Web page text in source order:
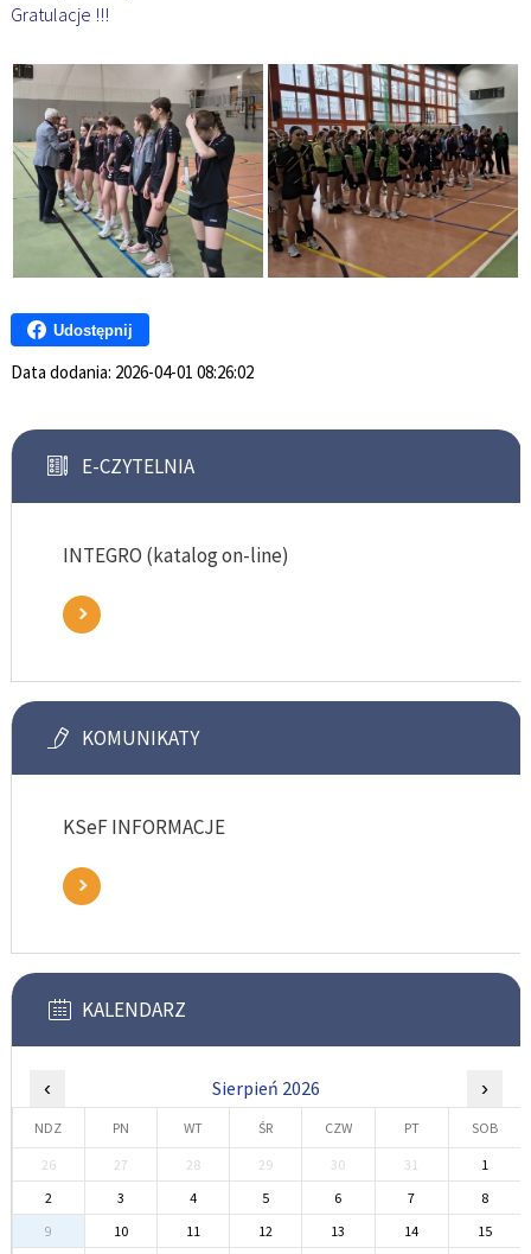
Gratulacje !!!
Udostępnij
Data dodania: 2026-04-01 08:26:02
E-CZYTELNIA
INTEGRO (katalog on-line)
KOMUNIKATY
KSeF INFORMACJE
KALENDARZ
‹ Sierpień 2026 ›
NDZ PN WT ŚR CZW PT SOB
26 27 28 29 30 31
1
2
3 4 5 6 7
8
9
10 11 12 13 14
15